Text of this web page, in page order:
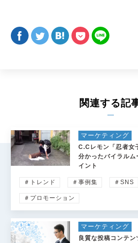
関連する記
マーケティング
C.Cレモン「忍者女
分かったバイラル
イント
＃トレンド ＃事例集 ＃SNS
＃プロモーション
マーケティング
良質な投稿コンテ